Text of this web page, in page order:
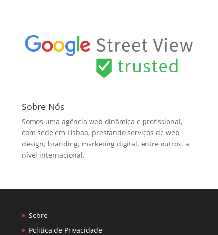
Sobre Nós
Somos uma agência web dinâmica e profissional,
com sede em Lisboa, prestando serviços de web
design, branding, marketing digital, entre outros, a
nível internacional.
Sobre
Politica de Privacidade